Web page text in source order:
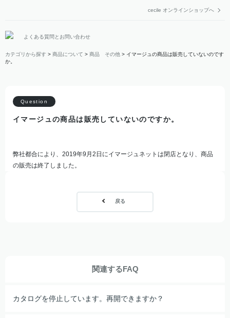
cecile オンラインショップへ
よくある質問とお問い合わせ
カテゴリから探す > 商品について > 商品 その他 > イマージュの商品は販売していないのです
か。
イマージュの商品は販売していないのですか。
弊社都合により、2019年9月2日にイマージュネットは閉店となり、商品
の販売は終了しました。
戻る
関連するFAQ
カタログを停止しています。再開できますか？